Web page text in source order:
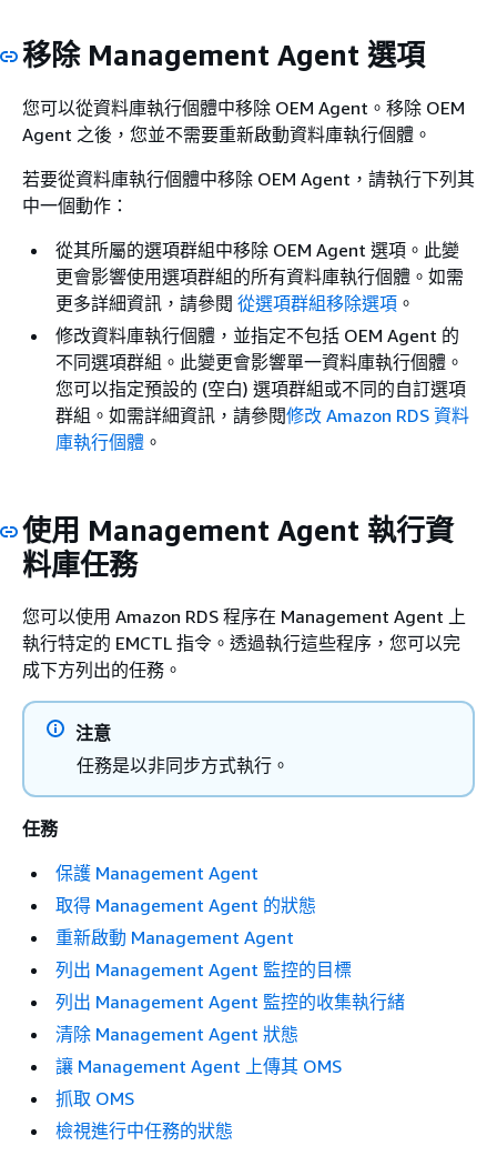
移除 Management Agent 選項
您可以從資料庫執行個體中移除 OEM Agent。移除 OEM
Agent 之後，您並不需要重新啟動資料庫執行個體。
若要從資料庫執行個體中移除 OEM Agent，請執行下列其
中一個動作：
從其所屬的選項群組中移除 OEM Agent 選項。此變
更會影響使用選項群組的所有資料庫執行個體。如需
更多詳細資訊，請參閱 從選項群組移除選項 。
修改資料庫執行個體，並指定不包括 OEM Agent 的
不同選項群組。此變更會影響單一資料庫執行個體。
您可以指定預設的 (空白) 選項群組或不同的自訂選項
群組。如需詳細資訊，請參閱修改 Amazon RDS 資料
庫執行個體 。
使用 Management Agent 執行資
料庫任務
您可以使用 Amazon RDS 程序在 Management Agent 上
執行特定的 EMCTL 指令。透過執行這些程序，您可以完
成下方列出的任務。
注意
任務是以非同步方式執行。
任務​
保護 Management Agent
取得 Management Agent 的狀態
重新啟動 Management Agent
列出 Management Agent 監控的目標
列出 Management Agent 監控的收集執行緒
清除 Management Agent 狀態
讓 Management Agent 上傳其 OMS
抓取 OMS
檢視進行中任務的狀態